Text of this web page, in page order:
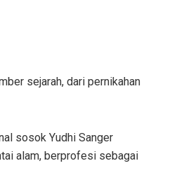
sejarah, dari pernikahan
sosok Yudhi Sanger
alam, berprofesi sebagai